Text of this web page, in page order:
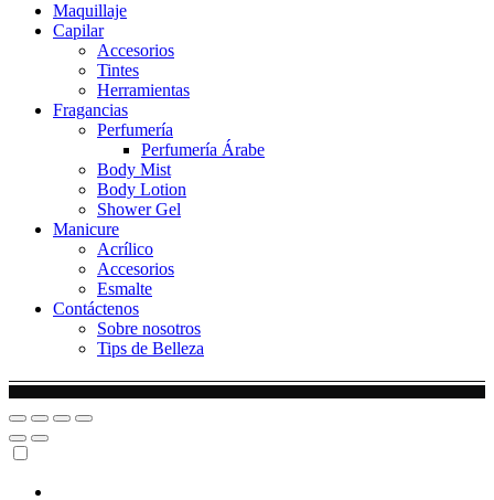
Maquillaje
Capilar
Accesorios
Tintes
Herramientas
Fragancias
Perfumería
Perfumería Árabe
Body Mist
Body Lotion
Shower Gel
Manicure
Acrílico
Accesorios
Esmalte
Contáctenos
Sobre nosotros
Tips de Belleza